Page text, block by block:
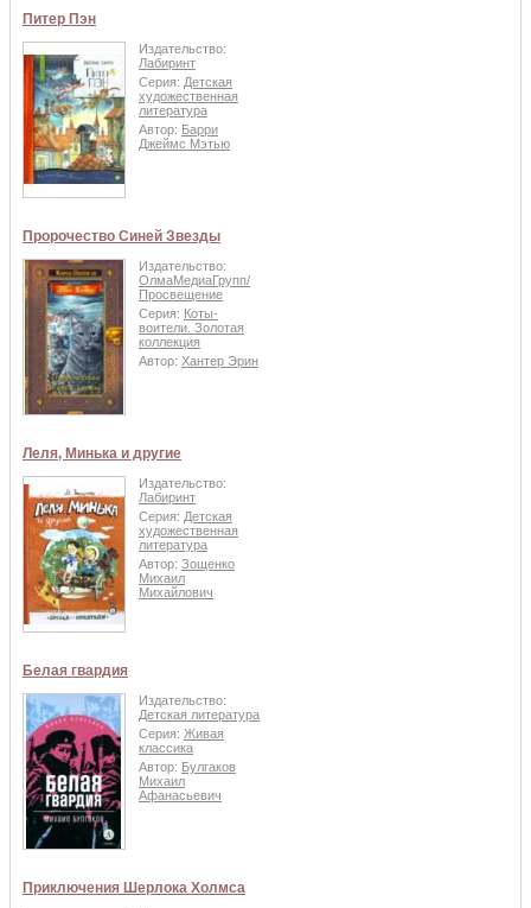
Питер Пэн
Издательство:
Лабиринт
Серия: Детская
художественная
литература
Автор: Барри
Джеймс Мэтью
Пророчество Синей Звезды
Издательство:
ОлмаМедиаГрупп/
Просвещение
Серия: Коты-
воители. Золотая
коллекция
Автор: Хантер Эрин
Леля, Минька и другие
Издательство:
Лабиринт
Серия: Детская
художественная
литература
Автор: Зощенко
Михаил
Михайлович
Белая гвардия
Издательство:
Детская литература
Серия: Живая
классика
Автор: Булгаков
Михаил
Афанасьевич
Приключения Шерлока Холмса